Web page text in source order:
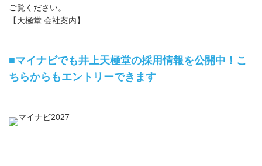
ご覧ください。
【天極堂 会社案内】
■マイナビでも井上天極堂の採用情報を公開中！こ
ちらからもエントリーできます